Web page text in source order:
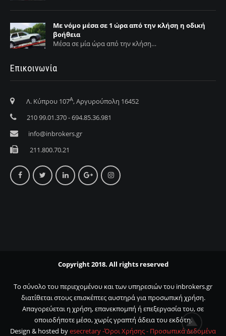
Με νόμο μέσα σε 1 ώρα από την κλήση η οδική
βοήθεια
Μέσα σε μία ώρα από την κλήση…
Επικοινωνία
Λ. Κύπρου 107Α, Αργυρούπολη 16452
210 99.01.370 - 694.85.36.981
info@inbrokers.gr
211.800.70.21
Copyright 2018. All rights reserved
Το σύνολο του περιεχομένου και των υπηρεσιών του inbrokers.gr
διατίθεται στους επισκέπτες αυστηρά για προσωπική χρήση.
Απαγορεύεται η χρήση, επανεκπομπή ή επεξεργασία του, σε
οποιοδήποτε μέσο, χωρίς γραπτή άδεια του εκδότη.
Design & hosted byesecretary -Όροι Χρήσης - Προσωπικά Δεδομένα